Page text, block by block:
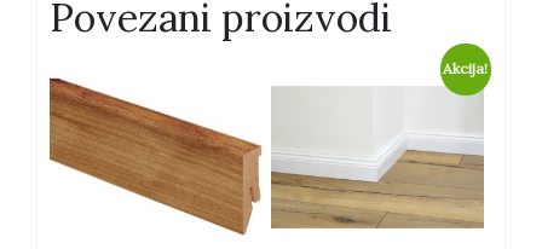
Povezani proizvodi
Akcija!